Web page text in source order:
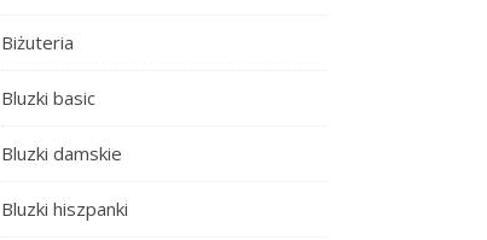
Biżuteria
Bluzki basic
Bluzki damskie
Bluzki hiszpanki